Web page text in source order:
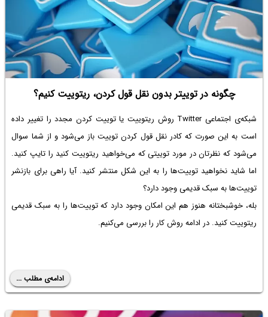
چگونه در توییتر بدون نقل قول کردن، ریتوییت کنیم؟
شبکه‌ی اجتماعی Twitter روش ریتوییت یا توییت کردن مجدد را تغییر داده
است به این صورت که کادر نقل قول کردن توییت باز می‌شود و از شما سوال
می‌شود که نظرتان در مورد توییتی که می‌خواهید ریتوییت کنید را تایپ کنید.
اما شاید نخواهید توییت‌ها را به این شکل منتشر کنید. آیا راهی برای بازنشر
توییت‌ها به سبک قدیمی وجود دارد؟
بله، خوشبختانه هنوز هم این امکان وجود دارد که توییت‌ها را به سبک قدیمی
ریتوییت کنید. در ادامه روش کار را بررسی می‌کنیم.
ادامه‌ی مطلب ...